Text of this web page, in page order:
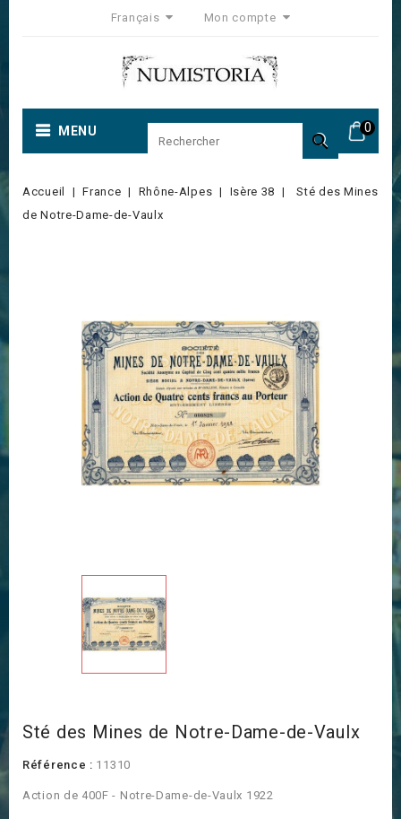
Français Mon compte
0
MENU 
Accueil France Rhône-Alpes Isère 38
Sté des Mines
de Notre-Dame-de-Vaulx
Sté des Mines de Notre-Dame-de-Vaulx
Référence : 11310
Action de 400F - Notre-Dame-de-Vaulx 1922